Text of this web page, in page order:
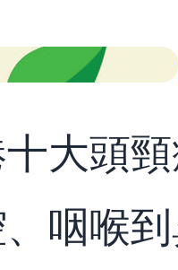
大頭
咽喉